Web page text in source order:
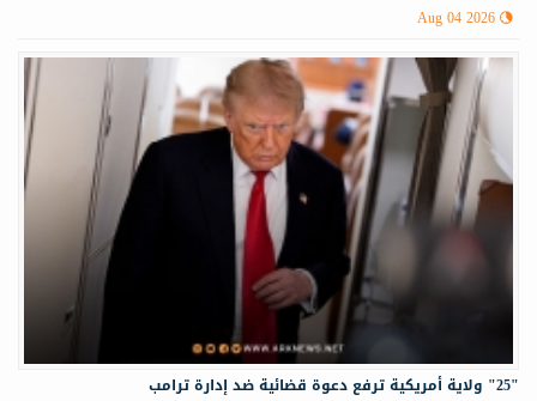
Aug 04 2026
"25" ولاية أمريكية ترفع دعوة قضائية ضد إدارة ترامب